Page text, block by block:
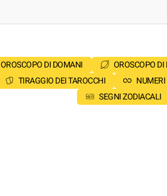
OROSCOPO DI DOMANI OROSCOPO
TIRAGGIO DEI TAROCCHI
SEGNI ZODIACALI